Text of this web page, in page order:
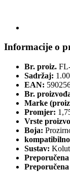
Informacije o
Br. proiz.
Sadržaj:
EAN:
Br.
Marke
Promjer:
Vrste
Boja:
Sustav: Kolut